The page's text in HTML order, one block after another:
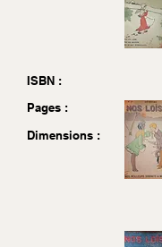
ISBN :
Pages :
Dimensions :